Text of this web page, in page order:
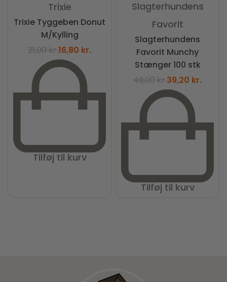
Trixie
Trixie Tyggeben Donut
M/Kylling
21,00kr.16,80 kr.
Tilføj til kurv
Slagterhundens
Favorit
Slagterhundens
Favorit Munchy
Stænger 100 stk
49,00kr.39,20 kr.
Tilføj til kurv